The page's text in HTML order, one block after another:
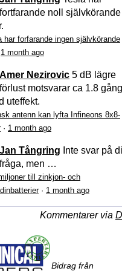
fortfarande noll självkörande
har forfarande ingen självkörande
1 month ago
Amer Nezirovic 5 dB lägre
förlust motsvarar ca 1.8
uteffekt.
antenn kan lyfta Infineons 8x8-
· 1 month ago
Jan Tångring Inte svar på
fråga, men …
till zinkjon- och
· 1 month ago
Kommentarer via
Bidrag från